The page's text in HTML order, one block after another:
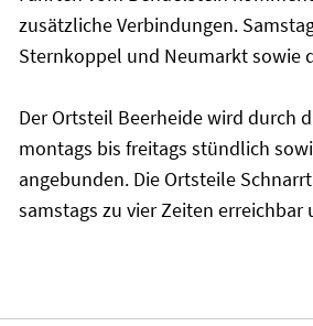
zusätzliche Verbindungen.
Sternkoppel und Neumarkt sowie
Der Ortsteil Beerheide wird durch
montags bis freitags stündlich
angebunden. Die Ortsteile
samstags zu vier Zeiten